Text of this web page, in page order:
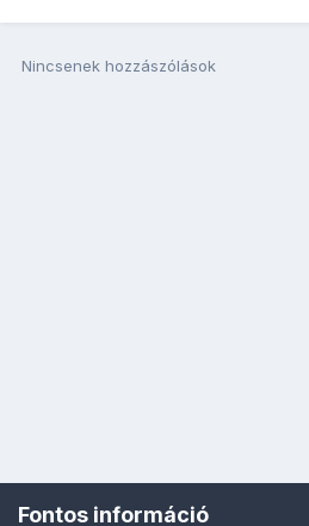
Nincsenek hozzászólások
Fontos információ